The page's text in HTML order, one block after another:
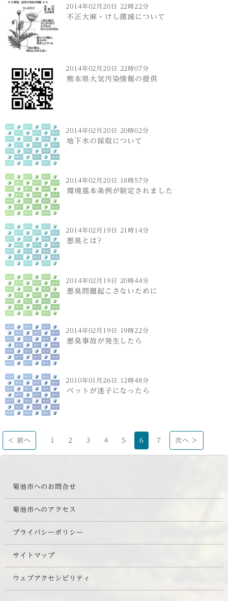
2014年02月20日 22時22分
不正大麻・けし撲滅について
2014年02月20日 22時07分
熊本県大気汚染情報の提供
2014年02月20日 20時02分
地下水の採取について
2014年02月20日 18時57分
環境基本条例が制定されました
2014年02月19日 21時14分
悪臭とは?
2014年02月19日 20時44分
悪臭問題起こさないために
2014年02月19日 19時22分
悪臭事故が発生したら
2010年01月26日 12時48分
ペットが迷子になったら
< 前へ 2 3 4 5 6 7 次へ >
菊池市へのお問合せ
菊池市へのアクセス
プライバシーポリシー
サイトマップ
ウェブアクセシビリティ